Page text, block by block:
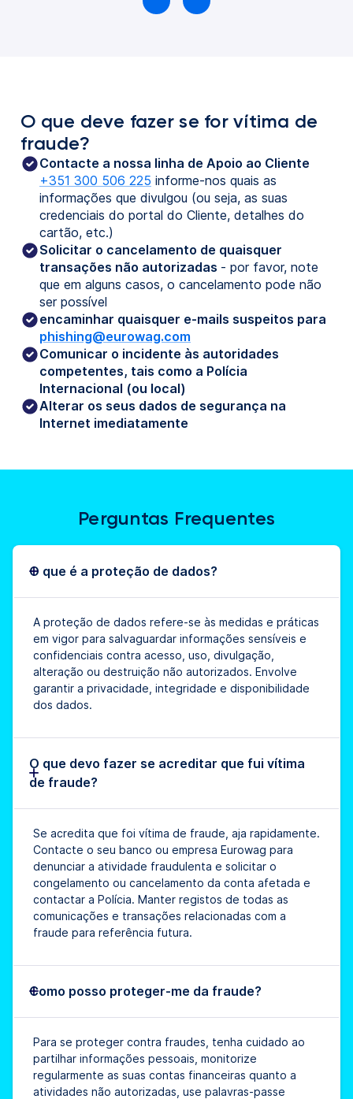
O que deve fazer se for vítima de
fraude?
Contacte a nossa linha de Apoio ao Cliente
+351 300 506 225 informe-nos quais as
informações que divulgou (ou seja, as suas
credenciais do portal do Cliente, detalhes do
cartão, etc.)
Solicitar o cancelamento de quaisquer
transações não autorizadas - por favor, note
que em alguns casos, o cancelamento pode não
ser possível
encaminhar quaisquer e-mails suspeitos para
phishing@eurowag.com
Comunicar o incidente às autoridades
competentes, tais como a Polícia
Internacional (ou local)
Alterar os seus dados de segurança na
Internet imediatamente
Perguntas Frequentes
O que é a proteção de dados?
A proteção de dados refere-se às medidas e práticas
em vigor para salvaguardar informações sensíveis e
confidenciais contra acesso, uso, divulgação,
alteração ou destruição não autorizados. Envolve
garantir a privacidade, integridade e disponibilidade
dos dados.
O que devo fazer se acreditar que fui vítima
de fraude?
Se acredita que foi vítima de fraude, aja rapidamente.
Contacte o seu banco ou empresa Eurowag para
denunciar a atividade fraudulenta e solicitar o
congelamento ou cancelamento da conta afetada e
contactar a Polícia. Manter registos de todas as
comunicações e transações relacionadas com a
fraude para referência futura.
Como posso proteger-me da fraude?
Para se proteger contra fraudes, tenha cuidado ao
partilhar informações pessoais, monitorize
regularmente as suas contas financeiras quanto a
atividades não autorizadas, use palavras-passe